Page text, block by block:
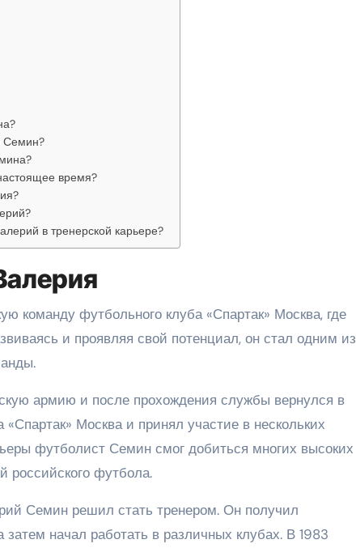
Семин?
время?
в тренерской карьере?
команду футбольного клуба «Спартак» Москва, где
и проявляя свой потенциал, он стал одним из
армию и после прохождения службы вернулся в
Москва и принял участие в нескольких
футболист Семин смог добиться многих высоких
российского футбола.
Семин решил стать тренером. Он получил
начал работать в различных клубах. В 1983